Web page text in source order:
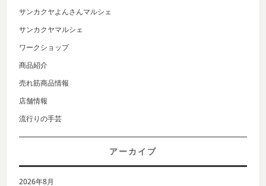
サンカクヤよんさんマルシェ
サンカクヤマルシェ
ワークショップ
商品紹介
売れ筋商品情報
店舗情報
流行りの手芸
アーカイブ
2026年8月